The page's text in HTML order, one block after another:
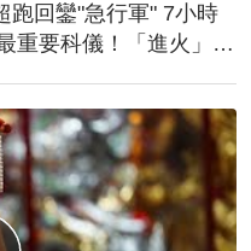
跑回鑾"急行軍" 7小時
重要科儀！「進火」儀